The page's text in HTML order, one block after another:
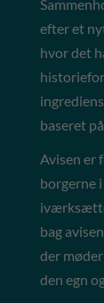
efter et
hvor det
baseret på.
Avisen er
borgerne
bag
der
den egn